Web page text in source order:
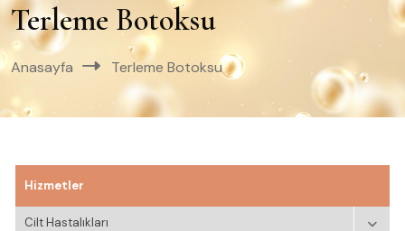
Terleme Botoksu
Anasayfa Terleme Botoksu
Hizmetler
Cilt Hastalıkları